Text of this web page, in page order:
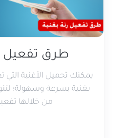
طرق تفعيل
يمكنك تحميل الأغنية
بغنية بسرعة وسهولة؛
من خلالها